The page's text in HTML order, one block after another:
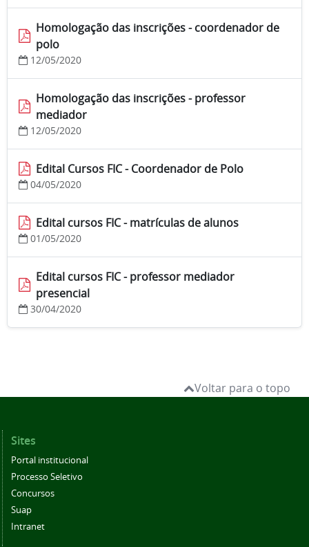
Homologação das inscrições - coordenador de
polo
12/05/2020
Homologação das inscrições - professor
mediador
12/05/2020
Edital Cursos FIC - Coordenador de Polo
04/05/2020
Edital cursos FIC - matrículas de alunos
01/05/2020
Edital cursos FIC - professor mediador
presencial
30/04/2020
Voltar para o topo
Sites
Portal institucional
Processo Seletivo
Concursos
Suap
Intranet